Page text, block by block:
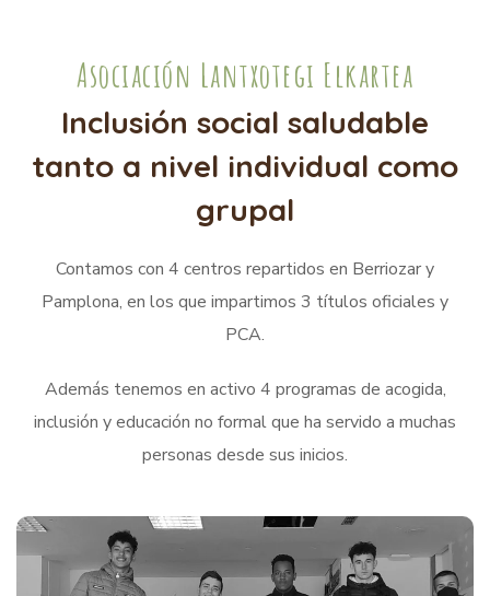
Asociación Lantxotegi Elkartea
Inclusión social saludable
tanto a nivel individual como
grupal
Contamos con 4 centros repartidos en Berriozar y
Pamplona, en los que impartimos 3 títulos oficiales y
PCA.
Además tenemos en activo 4 programas de acogida,
inclusión y educación no formal que ha servido a muchas
personas desde sus inicios.